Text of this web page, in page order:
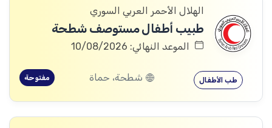
الهلال الأحمر العربي السوري
طبيب أطفال مستوصف شطحة
الموعد النهائي: 10/08/2026
طب الأطفال شطحة، حماة مفتوحة